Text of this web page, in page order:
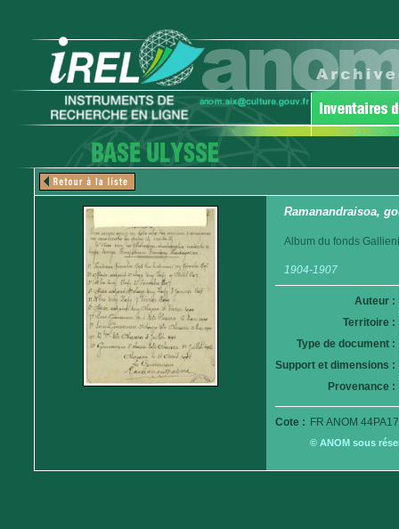
Ramanandraisoa,
Album du fonds
1904-1907
Auteur :
Territoire :
Type de document :
Support et dimensions :
Provenance :
Cote : FR ANOM
© ANOM sous